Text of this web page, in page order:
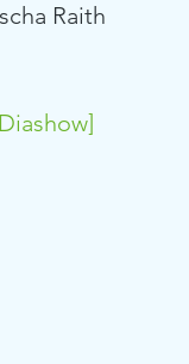
Raith